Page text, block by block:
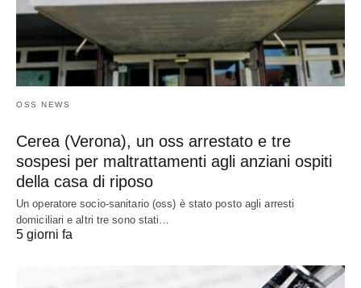
OSS NEWS
Cerea (Verona), un oss arrestato e tre
sospesi per maltrattamenti agli anziani ospiti
della casa di riposo
Un operatore socio-sanitario (oss) è stato posto agli arresti
domiciliari e altri tre sono stati…
5 giorni fa